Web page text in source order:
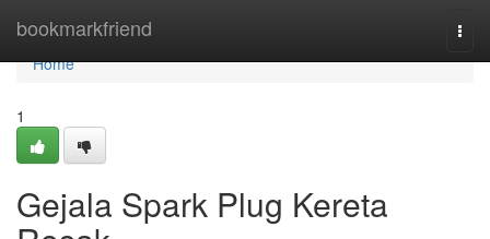
bookmarkfriend
Home
Home
1
Gejala Spark Plug Kereta